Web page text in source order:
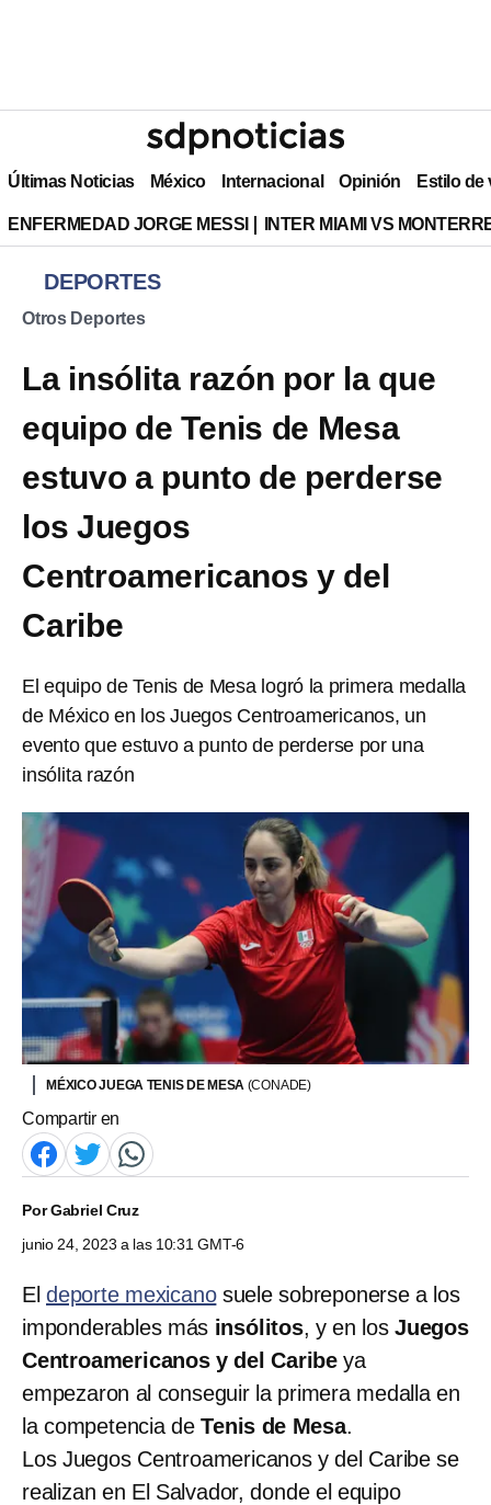
Últimas Noticias México Internacional Opinión Estilo de
ENFERMEDAD JORGE MESSI INTER MIAMI VS
DEPORTES
Otros Deportes
La insólita razón por la que
equipo de Tenis de Mesa
estuvo a punto de perderse
los Juegos
Centroamericanos y del
Caribe
El equipo de Tenis de Mesa logró la primera medalla
de México en los Juegos Centroamericanos, un
evento que estuvo a punto de perderse por una
insólita razón
MÉXICO JUEGA TENIS DE MESA (CONADE)
Compartir en
PorGabriel Cruz
junio 24, 2023 a las 10:31 GMT-6
El deporte mexicanosuele sobreponerse a los
imponderables más insólitos, y en losJuegos
Centroamericanos y del Caribe ya
empezaron al conseguir la primera medalla en
la competencia deTenis de Mesa.
Los Juegos Centroamericanos y del Caribe se
realizan en El Salvador, donde el equipo